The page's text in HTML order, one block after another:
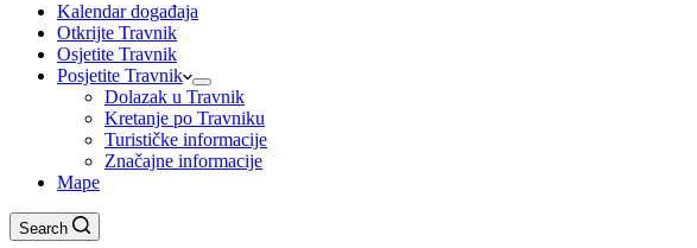
Kalendar događaja
Otkrijte Travnik
Osjetite Travnik
Posjetite Travnik
Dolazak u Travnik
Kretanje po Travniku
Turističke informacije
Značajne informacije
Mape
Search